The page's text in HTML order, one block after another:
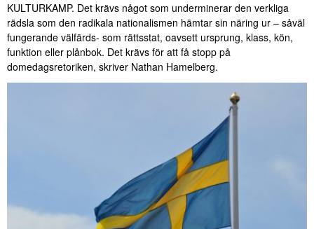
KULTURKAMP. Det krävs något som underminerar den verkliga
rädsla som den radikala nationalismen hämtar sin näring ur – såväl
fungerande välfärds- som rättsstat, oavsett ursprung, klass, kön,
funktion eller plånbok. Det krävs för att få stopp på
domedagsretoriken, skriver Nathan Hamelberg.